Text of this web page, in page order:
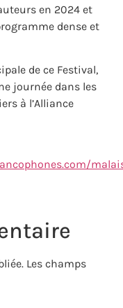
en 2024 et
dense et
de ce Festival,
journée dans les
à l’Alliance
Les champs